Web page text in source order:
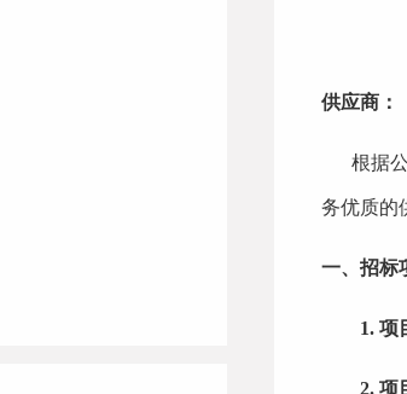
供应商：
根据
务优质的
一、招标
1. 项
2. 项